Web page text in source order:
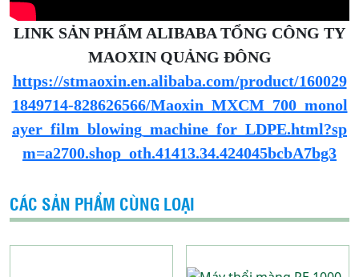
LINK SẢN PHẨM ALIBABA TỔNG CÔNG TY
MAOXIN QUẢNG ĐÔNG
https://stmaoxin.en.alibaba.com/product/160029
1849714-828626566/Maoxin_MXCM_700_monol
ayer_film_blowing_machine_for_LDPE.html?sp
m=a2700.shop_oth.41413.34.424045bcbA7bg3
CÁC SẢN PHẨM CÙNG LOẠI